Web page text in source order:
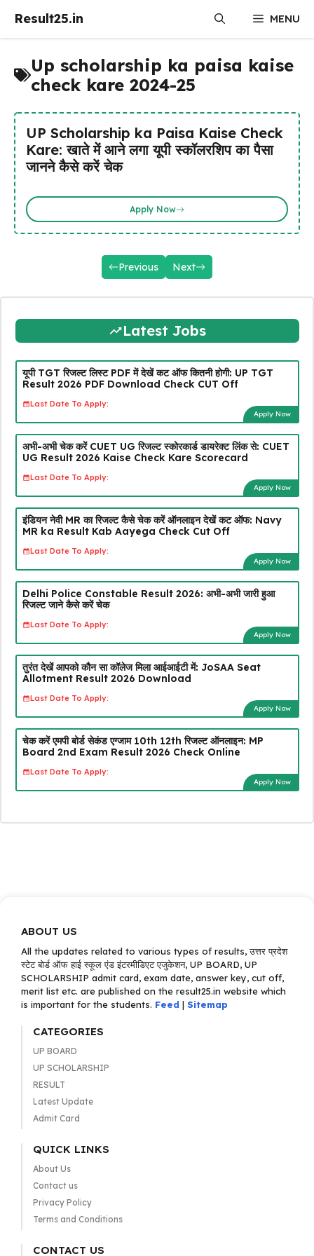
Result25.in MENU
Up scholarship ka paisa kaise
check kare 2024-25
UP Scholarship ka Paisa Kaise Check
Kare: खाते में आने लगा यूपी स्कॉलरशिप का पैसा
जानने कैसे करें चेक
Apply Now
Previous Next
Latest Jobs
यूपी TGT रिजल्ट लिस्ट PDF में देखें कट ऑफ कितनी होगी: UP TGT
Result 2026 PDF Download Check CUT Off
Last Date To Apply:
Apply Now
अभी-अभी चेक करें CUET UG रिजल्ट स्कोरकार्ड डायरेक्ट लिंक से: CUET
UG Result 2026 Kaise Check Kare Scorecard
Last Date To Apply:
Apply Now
इंडियन नेवी MR का रिजल्ट कैसे चेक करें ऑनलाइन देखें कट ऑफ: Navy
MR ka Result Kab Aayega Check Cut Off
Last Date To Apply:
Apply Now
Delhi Police Constable Result 2026: अभी-अभी जारी हुआ
रिजल्ट जाने कैसे करें चेक
Last Date To Apply:
Apply Now
तुरंत देखें आपको कौन सा कॉलेज मिला आईआईटी में: JoSAA Seat
Allotment Result 2026 Download
Last Date To Apply:
Apply Now
चेक करें एमपी बोर्ड सेकंड एग्जाम 10th 12th रिजल्ट ऑनलाइन: MP
Board 2nd Exam Result 2026 Check Online
Last Date To Apply:
Apply Now
ABOUT US
All the updates related to various types of results, उत्तर प्रदेश
स्टेट बोर्ड ऑफ हाई स्कूल एंड इंटरमीडिएट एजुकेशन, UP BOARD, UP
SCHOLARSHIP admit card, exam date, answer key, cut off,
merit list etc. are published on the result25.in website which
is important for the students. Feed | Sitemap
CATEGORIES
UP BOARD
UP SCHOLARSHIP
RESULT
Latest Update
Admit Card
QUICK LINKS
About Us
Contact us
Privacy Policy
Terms and Conditions
CONTACT US